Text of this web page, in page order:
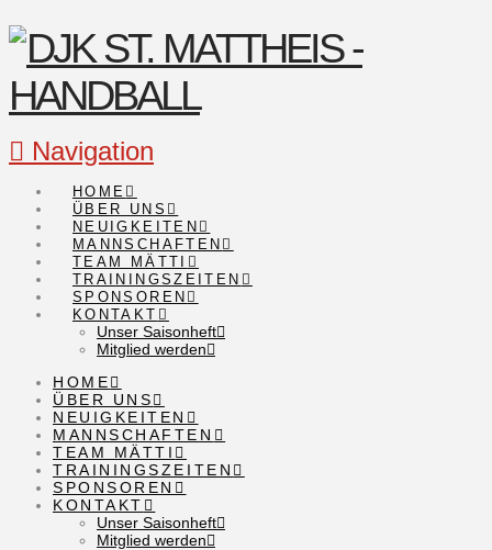
Navigation
HOME
ÜBER UNS
NEUIGKEITEN
MANNSCHAFTEN
TEAM MÄTTI
TRAININGSZEITEN
SPONSOREN
KONTAKT
Unser Saisonheft
Mitglied werden
HOME
ÜBER UNS
NEUIGKEITEN
MANNSCHAFTEN
TEAM MÄTTI
TRAININGSZEITEN
SPONSOREN
KONTAKT
Unser Saisonheft
Mitglied werden